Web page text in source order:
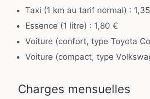
Taxi (1 km au tarif normal) :
Essence (1 litre) : 1,80 €
Voiture (confort, type Toyota
Voiture (compact, type
Charges mensuelles